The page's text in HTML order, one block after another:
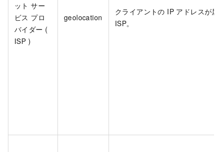
ット サー
ビス プロ
バイダー (
ISP )
geolocation
クライアントの IP アドレスが属
ISP。